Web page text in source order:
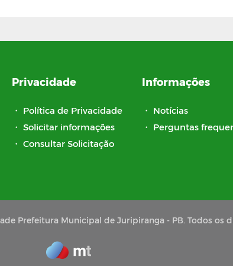
Privacidade
・ Política de Privacidade
・ Solicitar informações
・ Consultar Solicitação
Informações
・ Notícias
・ Perguntas
Prefeitura Municipal de Juripiranga - PB. Todos os